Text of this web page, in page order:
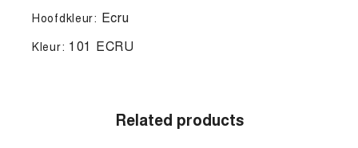
Hoofdkleur: Ecru
Kleur: 101 ECRU
Related products